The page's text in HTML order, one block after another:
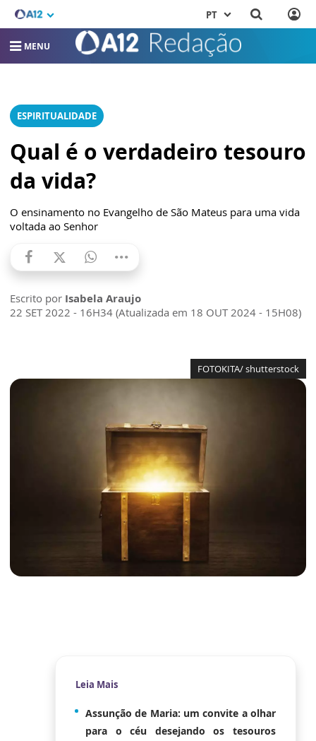
PT
MENU
ESPIRITUALIDADE
Qual é o verdadeiro tesouro
da vida?
O ensinamento no Evangelho de São Mateus para uma vida
voltada ao Senhor
Escrito por Isabela Araujo
22 SET 2022 - 16H34 (Atualizada em 18 OUT 2024 - 15H08)
FOTOKITA/ shutterstock
Leia Mais
Assunção de Maria: um convite a olhar
para o céu desejando os tesouros